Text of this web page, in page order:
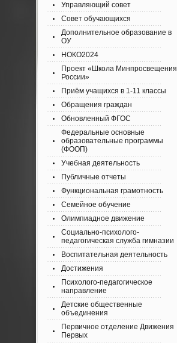
Управляющий совет
Совет обучающихся
Дополнительное образование в
ОУ
НОКО2024
Проект «Школа Минпросвещения
России»
Приём учащихся в 1-11 классы
Обращения граждан
Обновленный ФГОС
Федеральные основные
образовательные программы
(ФООП)
Учебная деятельность
Публичные отчеты
Функциональная грамотность
Семейное обучение
Олимпиадное движение
Социально-психолого-
педагогическая служба гимназии
Воспитательная деятельность
Достижения
Психолого-педагогическое
направление
Детские общественные
объединения
Первичное отделение Движения
Первых